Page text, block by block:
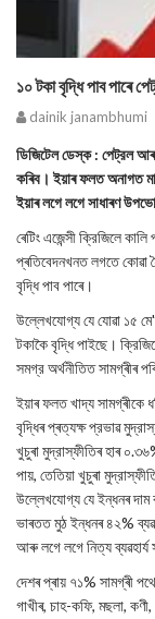
১০ টকা বৃদ্ধি পাব পাৰে
dainik janambhumi
ডিজিটেল ডেস্ক : পেট্রল আৰু
কৰিব। ইয়াৰ ফলত অনাগত
ইয়াৰ লগে লগে সাধাৰণ
ৰেটিং এজেন্সী ক্রিজিলে
প্ৰতিবেদনখনত লগতে কোৱা
বৃদ্ধি পাব পাৰে।
উল্লেখযোগ্য যে যোৱা ১৫
টকাকৈ বৃদ্ধি পাইছে।
সমগ্র অৰ্থনীতিত সামগ্ৰীৰ
ইয়াৰ ফলত খাদ্য সামগ্ৰীকে
বৃদ্ধিৰ প্ৰত্যক্ষ প্রভাৱ
খুচুৰা মুদ্রাস্ফীতিৰ হাৰ
পায়, তেতিয়া খুচুৰা
উল্লেখযোগ্য যে ইন্ধনৰ দাম
ভাৰতত মুঠ ইন্ধনৰ ৪২%
আৰু লগে লগে নিত্য ব্যৱহাৰ্য
দেশৰ প্ৰায় ৭১% সামগ্ৰী
গাখীৰ, চাহ-কফি, মছলা,